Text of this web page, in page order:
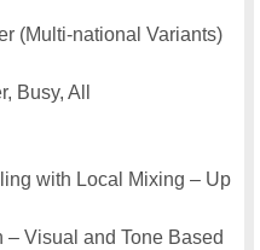
(Multi-national Variants)
Busy, All
with Local Mixing – Up
– Visual and Tone Based